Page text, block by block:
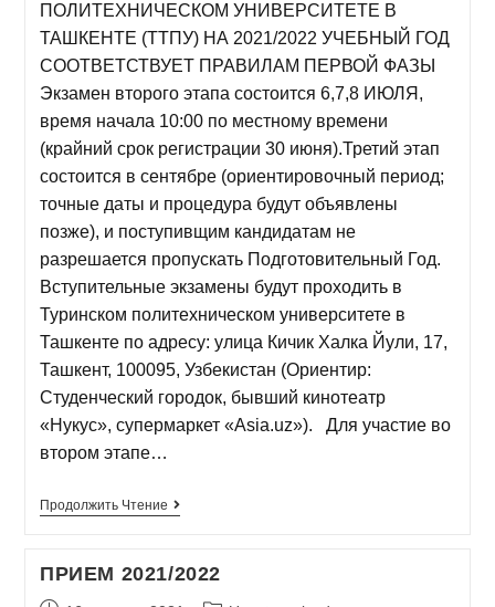
ПОЛИТЕХНИЧЕСКОМ УНИВЕРСИТЕТЕ В
ТАШКЕНТЕ (ТТПУ) НА 2021/2022 УЧЕБНЫЙ ГОД
СООТВЕТСТВУЕТ ПРАВИЛАМ ПЕРВОЙ ФАЗЫ
Экзамен второго этапа состоится 6,7,8 ИЮЛЯ,
время начала 10:00 по местному времени
(крайний срок регистрации 30 июня).Третий этап
состоится в сентябре (ориентировочный период;
точные даты и процедура будут объявлены
позже), и поступивщим кандидатам не
разрешается пропускать Подготовительный Год.
Вступительные экзамены будут проходить в
Туринском политехническом университете в
Ташкенте по адресу: улица Кичик Халка Йули, 17,
Ташкент, 100095, Узбекистан (Ориентир:
Студенческий городок, бывший кинотеатр
«Нукус», супермаркет «Asia.uz»). Для участие во
втором этапе…
Продолжить Чтение
ПРИЕМ 2021/2022